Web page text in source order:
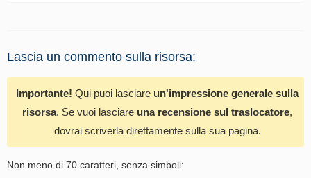
Lascia un commento sulla risorsa:
Importante! Qui puoi lasciare un'impressione generale sulla
risorsa. Se vuoi lasciare una recensione sul traslocatore,
dovrai scriverla direttamente sulla sua pagina.
Non meno di 70 caratteri, senza simboli: